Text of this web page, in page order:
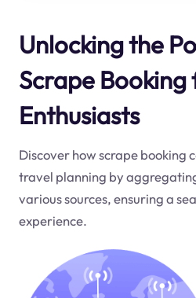
Unlocking the
Scrape
Enthusiasts
Discover how scrape booking
travel planning by
various sources, ensuring a
experience.